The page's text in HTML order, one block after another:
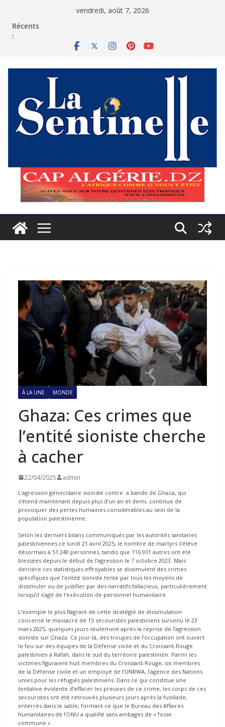
vendredi, août 7, 2026
Récents
:
À LA UNE MONDE
Ghaza: Ces crimes que
l’entité sioniste cherche
à cacher
22/04/2025 admin
L’agression génocidaire sioniste contre a bande de Ghaza, qui
s’étend maintenant depuis plus d’un an et demi, continue de
provoquer des pertes humaines considérables au sein de la
population palestinienne.
Selon les derniers bilans communiqués par les autorités sanitaires
palestiniennes ce lundi 21 avril 2025, le nombre de martyrs s’élève
désormais à 51.240 personnes, tandis que 116.931 autres ont été
blessées depuis le début de l’agression le 7 octobre 2023. Mais
derrière ces statistiques effroyables se dissimulent des crimes
spécifiques que l’entité sioniste tente par tous les moyens de
dissimuler ou de justifier par des narratifs fallacieux, particulièrement
lorsqu’il s’agit de l’exécution de personnel humanitaire.
L’exemple le plus flagrant de cette stratégie de dissimulation
concerne le massacre de 15 secouristes palestiniens survenu le 23
mars 2025, quelques jours seulement après la reprise de l’agression
sioniste sur Ghaza. Ce jour-là, des troupes de l’occupation ont ouvert
le feu sur des équipes de la Défense civile et du Croissant-Rouge
palestinien à Rafah, dans le sud du territoire palestinien. Parmi les
victimes figuraient huit membres du Croissant-Rouge, six membres
de la Défense civile et un employé de l’UNRWA, l’agence des Nations
unies pour les réfugiés palestiniens. Dans ce qui constitue une
tentative évidente d’effacer les preuves de ce crime, les corps de ces
secouristes ont été retrouvés plusieurs jours après la fusillade,
enterrés dans le sable, formant ce que le Bureau des Affaires
humanitaires de l’ONU a qualifié sans ambages de « fosse
commune ».